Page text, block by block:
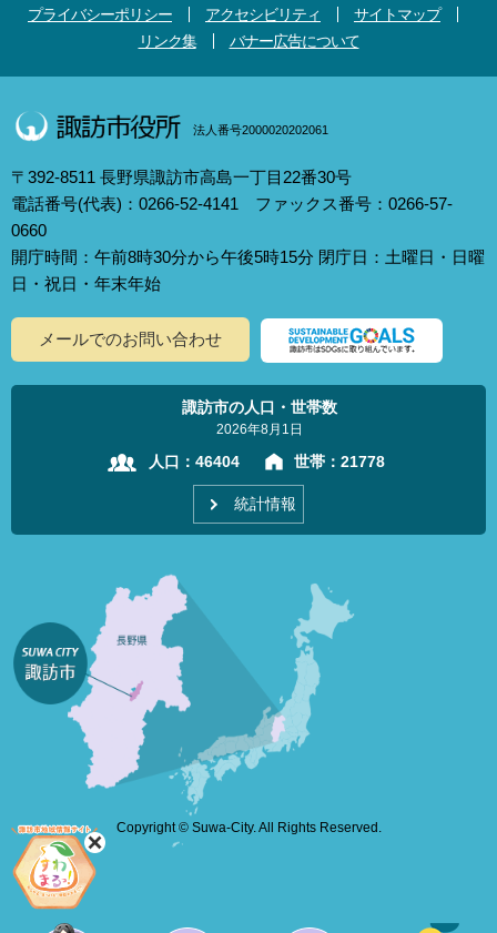
プライバシーポリシー
アクセシビリティ
サイトマップ
リンク集
バナー広告について
法人番号2000020202061
〒392-8511 長野県諏訪市高島一丁目22番30号
電話番号(代表)：0266-52-4141 ファックス番号：0266-57-
0660
開庁時間：午前8時30分から午後5時15分 閉庁日：土曜日・日曜
日・祝日・年末年始
メールでのお問い合わせ
諏訪市の人口・世帯数
2026年8月1日
人口： 46404 世帯： 21778
統計情報
Copyright © Suwa-City. All Rights Reserved.